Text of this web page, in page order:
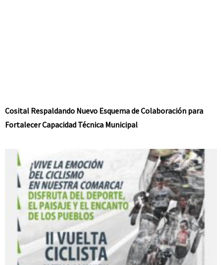
Cosital Respaldando Nuevo Esquema de Colaboración para
Fortalecer Capacidad Técnica Municipal